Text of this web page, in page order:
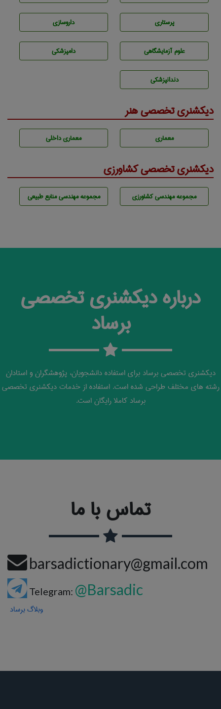
پرستاری داروسازی
علوم آزمايشگاهی دامپزشكی
دندانپزشكی
دیکشنری تخصصی هنر
معماری معماری داخلی
دیکشنری تخصصی کشاورزی
مجموعه مهندسی كشاورزی مجموعه مهندسی منابع طبيعی
درباره دیکشنری تخصصی
برساد
دیکشنری تخصصی برساد برای استفاده دانشجویان، پژوهشگران و استادان
رشته های مختلف طراحی شده است. استفاده از خدمات دیکشنری تخصصی
برساد کاملا رایگان است.
تماس با ما
barsadictionary@gmail.com
Telegram: @Barsadic
وبلاگ برساد